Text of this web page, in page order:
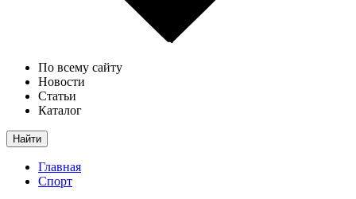
По всему сайту
Новости
Статьи
Каталог
Найти
Главная
Спорт